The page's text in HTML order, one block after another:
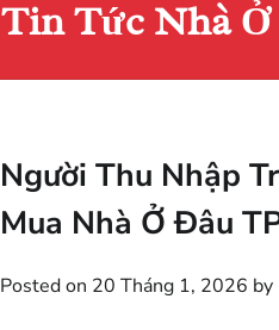
Skip
to
Tin Tức Nhà Ở
Người Thu Nhập
Mua Nhà Ở Đâu
Posted on 20 Tháng 1, 2026 by